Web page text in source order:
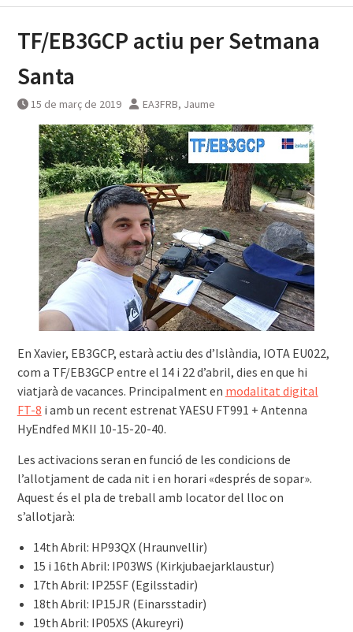
TF/EB3GCP actiu per Setmana
Santa
15 de març de 2019 EA3FRB, Jaume
En Xavier, EB3GCP, estarà actiu des d’Islàndia, IOTA EU022,
com a TF/EB3GCP entre el 14 i 22 d’abril, dies en que hi
viatjarà de vacances. Principalment en modalitat digital
FT-8 i amb un recent estrenat YAESU FT991 + Antenna
HyEndfed MKII 10-15-20-40.
Les activacions seran en funció de les condicions de
l’allotjament de cada nit i en horari «després de sopar».
Aquest és el pla de treball amb locator del lloc on
s’allotjarà:
14th Abril: HP93QX (Hraunvellir)
15 i 16th Abril: IP03WS (Kirkjubaejarklaustur)
17th Abril: IP25SF (Egilsstadir)
18th Abril: IP15JR (Einarsstadir)
19th Abril: IP05XS (Akureyri)